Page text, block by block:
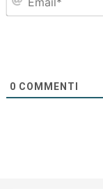
0 COMMENTI